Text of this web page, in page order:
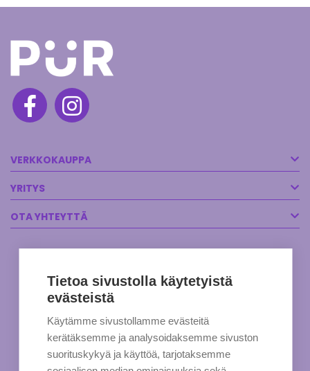
VERKKOKAUPPA
YRITYS
OTA YHTEYTTÄ
Tietoa sivustolla käytetyistä
evästeistä
Käytämme sivustollamme evästeitä
kerätäksemme ja analysoidaksemme sivuston
suorituskykyä ja käyttöä, tarjotaksemme